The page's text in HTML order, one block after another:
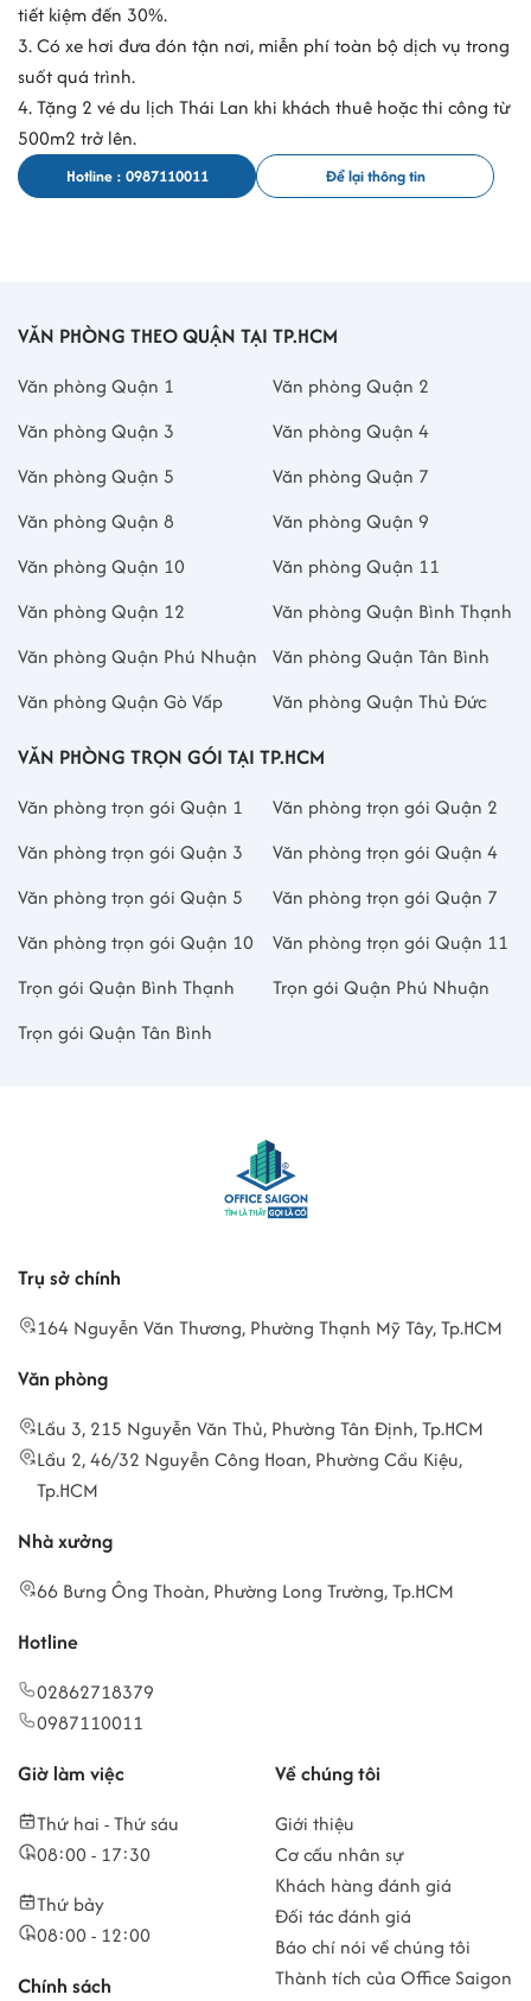
tiết kiệm đến 30%.
3. Có xe hơi đưa đón tận nơi, miễn phí toàn bộ dịch vụ trong
suốt quá trình.
4. Tặng 2 vé du lịch Thái Lan khi khách thuê hoặc thi công từ
500m2 trở lên.
Hotline : 0987110011 Để lại thông tin
VĂN PHÒNG THEO QUẬN TẠI TP.HCM
Văn phòng Quận 1
Văn phòng Quận 2
Văn phòng Quận 3
Văn phòng Quận 4
Văn phòng Quận 5
Văn phòng Quận 7
Văn phòng Quận 8
Văn phòng Quận 9
Văn phòng Quận 10
Văn phòng Quận 11
Văn phòng Quận 12
Văn phòng Quận Bình Thạnh
Văn phòng Quận Phú Nhuận
Văn phòng Quận Tân Bình
Văn phòng Quận Gò Vấp
Văn phòng Quận Thủ Đức
VĂN PHÒNG TRỌN GÓI TẠI TP.HCM
Văn phòng trọn gói Quận 1
Văn phòng trọn gói Quận 2
Văn phòng trọn gói Quận 3
Văn phòng trọn gói Quận 4
Văn phòng trọn gói Quận 5
Văn phòng trọn gói Quận 7
Văn phòng trọn gói Quận 10
Văn phòng trọn gói Quận 11
Trọn gói Quận Bình Thạnh
Trọn gói Quận Phú Nhuận
Trọn gói Quận Tân Bình
Trụ sở chính
164 Nguyễn Văn Thương, Phường Thạnh Mỹ Tây, Tp.HCM
Văn phòng
Lầu 3, 215 Nguyễn Văn Thủ, Phường Tân Định, Tp.HCM
Lầu 2, 46/32 Nguyễn Công Hoan, Phường Cầu Kiệu,
Tp.HCM
Nhà xưởng
66 Bưng Ông Thoàn, Phường Long Trường, Tp.HCM
Hotline
02862718379
0987110011
Giờ làm việc
Thứ hai - Thứ sáu
08:00 - 17:30
Thứ bảy
08:00 - 12:00
Chính sách
Về chúng tôi
Giới thiệu
Cơ cấu nhân sự
Khách hàng đánh giá
Đối tác đánh giá
Báo chí nói về chúng tôi
Thành tích của Office Saigon